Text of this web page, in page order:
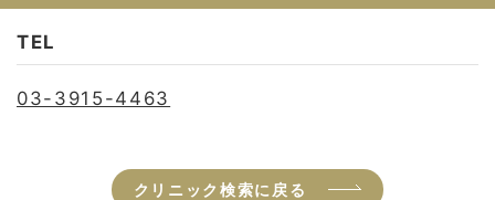
TEL
03-3915-4463
クリニック検索に戻る